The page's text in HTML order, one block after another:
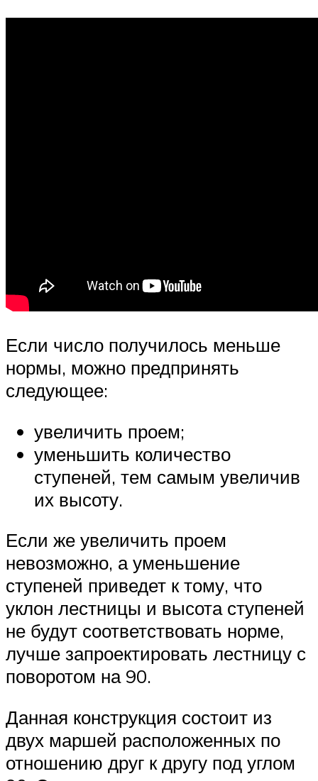
Если число получилось меньше
нормы, можно предпринять
следующее:
увеличить проем;
уменьшить количество
ступеней, тем самым увеличив
их высоту.
Если же увеличить проем
невозможно, а уменьшение
ступеней приведет к тому, что
уклон лестницы и высота ступеней
не будут соответствовать норме,
лучше запроектировать лестницу с
поворотом на 90.
Данная конструкция состоит из
двух маршей расположенных по
отношению друг к другу под углом